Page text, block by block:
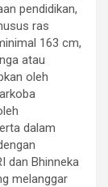
pendidikan,
ras
163 cm,
atau
oleh
dalam
dan Bhinneka
melanggar